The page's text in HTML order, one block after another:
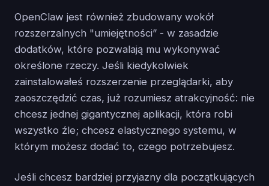
OpenClaw jest również zbudowany wokół
rozszerzalnych "umiejętności” - w zasadzie
dodatków, które pozwalają mu wykonywać
określone rzeczy. Jeśli kiedykolwiek
zainstalowałeś rozszerzenie przeglądarki, aby
zaoszczędzić czas, już rozumiesz atrakcyjność: nie
chcesz jednej gigantycznej aplikacji, która robi
wszystko źle; chcesz elastycznego systemu, w
którym możesz dodać to, czego potrzebujesz.
Jeśli chcesz bardziej przyjazny dla początkujących